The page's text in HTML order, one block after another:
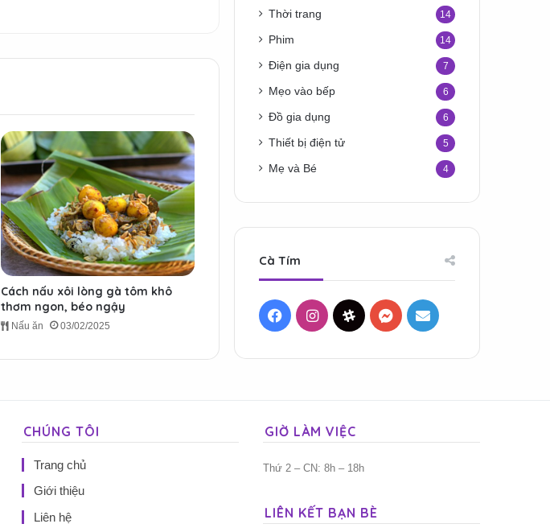
Cách nấu xôi lòng gà tôm khô
thơm ngon, béo ngậy
Nấu ăn 03/02/2025
Thời trang 14
Phim 14
Điện gia dụng 7
Mẹo vào bếp 6
Đồ gia dụng 6
Thiết bị điện tử 5
Mẹ và Bé 4
Cà Tím
FacebookInstagramThreadsMessenger
Mail
CHÚNG TÔI
Trang chủ
Giới thiệu
Liên hệ
GIỜ LÀM VIỆC
Thứ 2 – CN: 8h – 18h
LIÊN KẾT BẠN BÈ